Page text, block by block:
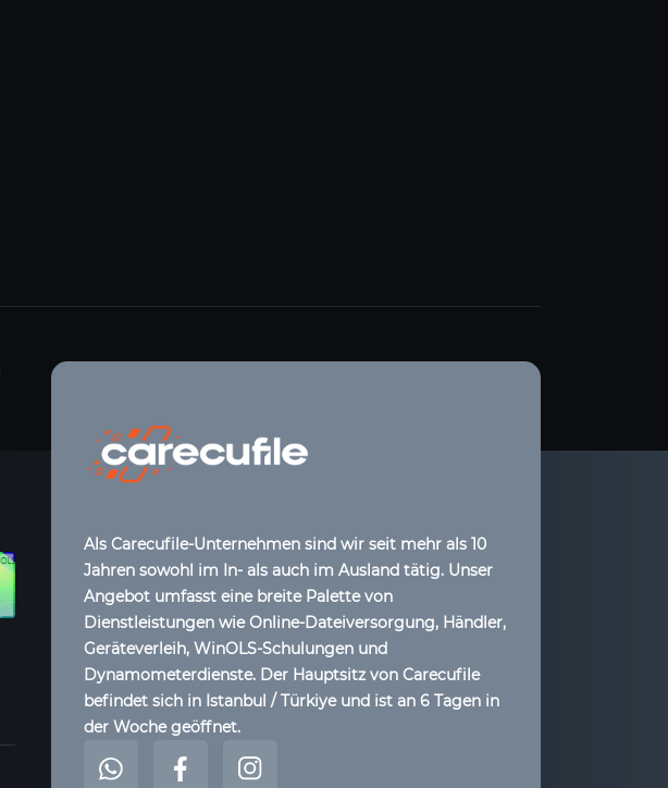
Als Carecufile-Unternehmen sind wir seit mehr als 10
Jahren sowohl im In- als auch im Ausland tätig. Unser
Angebot umfasst eine breite Palette von
Dienstleistungen wie Online-Dateiversorgung, Händler,
Geräteverleih, WinOLS-Schulungen und
Dynamometerdienste. Der Hauptsitz von Carecufile
befindet sich in Istanbul / Türkiye und ist an 6 Tagen in
der Woche geöffnet.